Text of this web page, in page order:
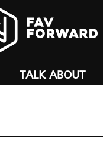
TALK ABOUT